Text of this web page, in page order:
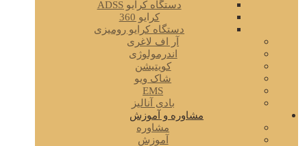
دستگاه کرایو ADSS
کرایو 360
دستگاه کرایو رومیزی
آر اف لاغری
اندرمولوژی
کویتیشن
شاک ویو
EMS
بادی آنالیز
مشاوره و آموزش
مشاوره
آموزش